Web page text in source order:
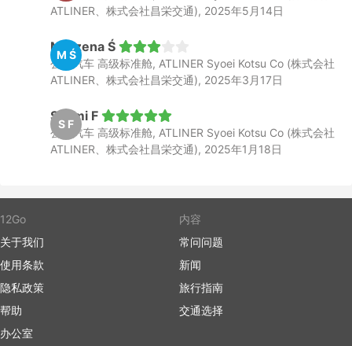
ATLINER、株式会社昌栄交通), 2025年5月14日
M Ś
Marzena Ś
公共汽车 高级标准舱, ATLINER Syoei Kotsu Co (株式会社
ATLINER、株式会社昌栄交通), 2025年3月17日
S F
Saemi F
公共汽车 高级标准舱, ATLINER Syoei Kotsu Co (株式会社
ATLINER、株式会社昌栄交通), 2025年1月18日
12Go
关于我们
使用条款
隐私政策
帮助
办公室
内容
常问问题
新闻
旅行指南
交通选择